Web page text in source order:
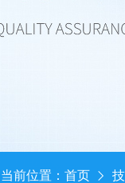
当前位置： 首页